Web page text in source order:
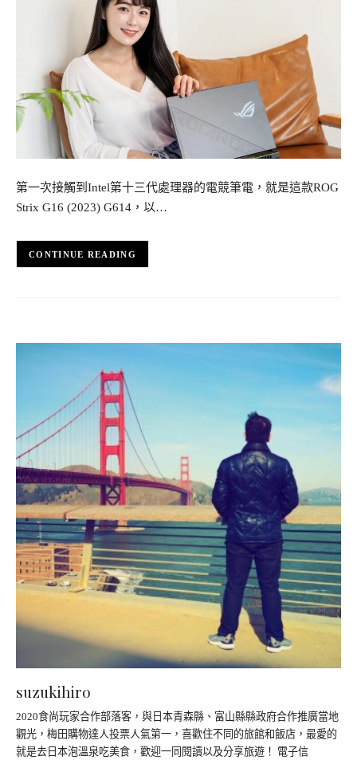
第一次接觸到Intel第十三代處理器的電競筆電，就是這款ROG
Strix G16 (2023) G614，以…
CONTINUE READING
suzukihiro
2020食尚玩家合作部落客，與日本青森縣、富山縣縣政府合作推廣當地
觀光，梅田購物達人投票人氣第一，喜歡住不同的旅館和飯店，最愛的
就是去日本泡溫泉吃美食，歡迎一同閱讀以及分享旅遊！ 電子信